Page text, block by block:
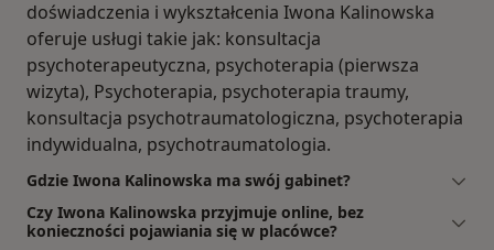
doświadczenia i wykształcenia Iwona Kalinowska
oferuje usługi takie jak: konsultacja
psychoterapeutyczna, psychoterapia (pierwsza
wizyta), Psychoterapia, psychoterapia traumy,
konsultacja psychotraumatologiczna, psychoterapia
indywidualna, psychotraumatologia.
Gdzie Iwona Kalinowska ma swój gabinet?
Czy Iwona Kalinowska przyjmuje online, bez
konieczności pojawiania się w placówce?